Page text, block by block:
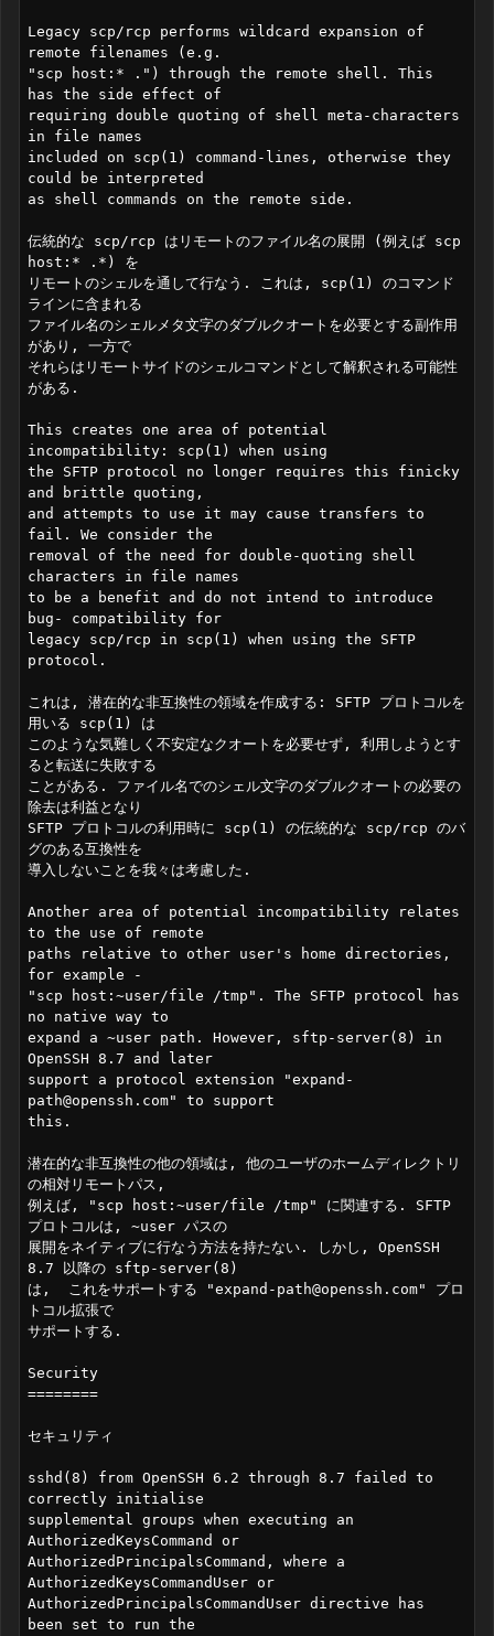
Legacy scp/rcp performs wildcard expansion of
remote filenames (e.g.
"scp host:* .") through the remote shell. This
has the side effect of
requiring double quoting of shell meta-characters
in file names
included on scp(1) command-lines, otherwise they
could be interpreted
as shell commands on the remote side.
伝統的な scp/rcp はリモートのファイル名の展開 (例えば scp
host:* .*) を
リモートのシェルを通して行なう. これは, scp(1) のコマンド
ラインに含まれる
ファイル名のシェルメタ文字のダブルクオートを必要とする副作用
があり, 一方で
それらはリモートサイドのシェルコマンドとして解釈される可能性
がある.
This creates one area of potential
incompatibility: scp(1) when using
the SFTP protocol no longer requires this finicky
and brittle quoting,
and attempts to use it may cause transfers to
fail. We consider the
removal of the need for double-quoting shell
characters in file names
to be a benefit and do not intend to introduce
bug- compatibility for
legacy scp/rcp in scp(1) when using the SFTP
protocol.
これは, 潜在的な非互換性の領域を作成する: SFTP プロトコルを
用いる scp(1) は
このような気難しく不安定なクオートを必要せず, 利用しようとす
ると転送に失敗する
ことがある. ファイル名でのシェル文字のダブルクオートの必要の
除去は利益となり
SFTP プロトコルの利用時に scp(1) の伝統的な scp/rcp のバ
グのある互換性を
導入しないことを我々は考慮した.
Another area of potential incompatibility relates
to the use of remote
paths relative to other user's home directories,
for example -
"scp host:~user/file /tmp". The SFTP protocol has
no native way to
expand a ~user path. However, sftp-server(8) in
OpenSSH 8.7 and later
support a protocol extension "expand-
path@openssh.com" to support
this.
潜在的な非互換性の他の領域は, 他のユーザのホームディレクトリ
の相対リモートパス,
例えば, "scp host:~user/file /tmp" に関連する. SFTP
プロトコルは, ~user パスの
展開をネイティブに行なう方法を持たない. しかし, OpenSSH
8.7 以降の sftp-server(8)
は,  これをサポートする "expand-path@openssh.com" プロ
トコル拡張で
サポートする.
Security
========
セキュリティ
sshd(8) from OpenSSH 6.2 through 8.7 failed to
correctly initialise
supplemental groups when executing an
AuthorizedKeysCommand or
AuthorizedPrincipalsCommand, where a
AuthorizedKeysCommandUser or
AuthorizedPrincipalsCommandUser directive has
been set to run the